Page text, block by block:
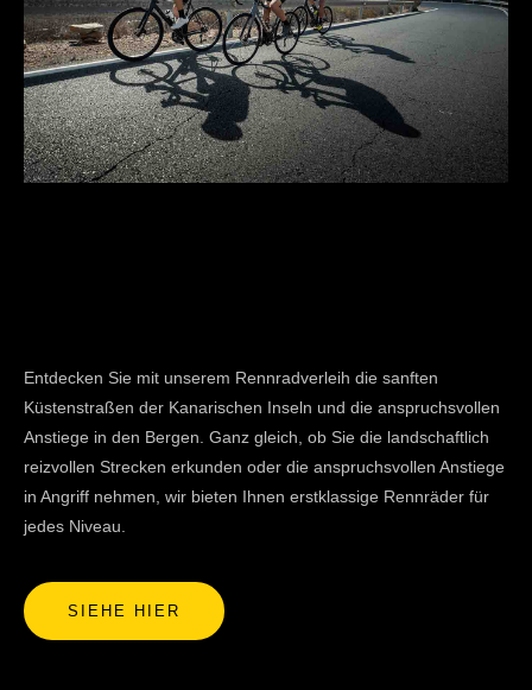
Entdecken Sie mit unserem Rennradverleih die sanften
Küstenstraßen der Kanarischen Inseln und die anspruchsvollen
Anstiege in den Bergen. Ganz gleich, ob Sie die landschaftlich
reizvollen Strecken erkunden oder die anspruchsvollen Anstiege
in Angriff nehmen, wir bieten Ihnen erstklassige Rennräder für
jedes Niveau.
SIEHE HIER